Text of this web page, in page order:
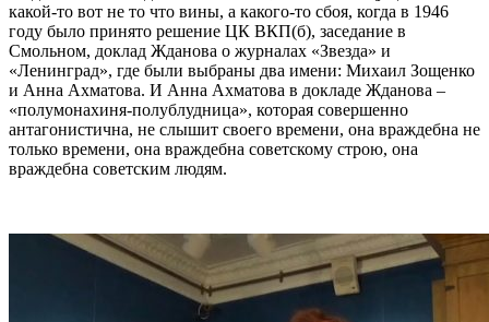
какой-то вот не то что вины, а какого-то сбоя, когда в 1946
году было принято решение ЦК ВКП(б), заседание в
Смольном, доклад Жданова о журналах «Звезда» и
«Ленинград», где были выбраны два имени: Михаил Зощенко
и Анна Ахматова. И Анна Ахматова в докладе Жданова –
«полумонахиня-полублудница», которая совершенно
антагонистична, не слышит своего времени, она враждебна не
только времени, она враждебна советскому строю, она
враждебна советским людям.